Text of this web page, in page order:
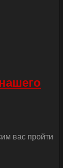
вас пройти